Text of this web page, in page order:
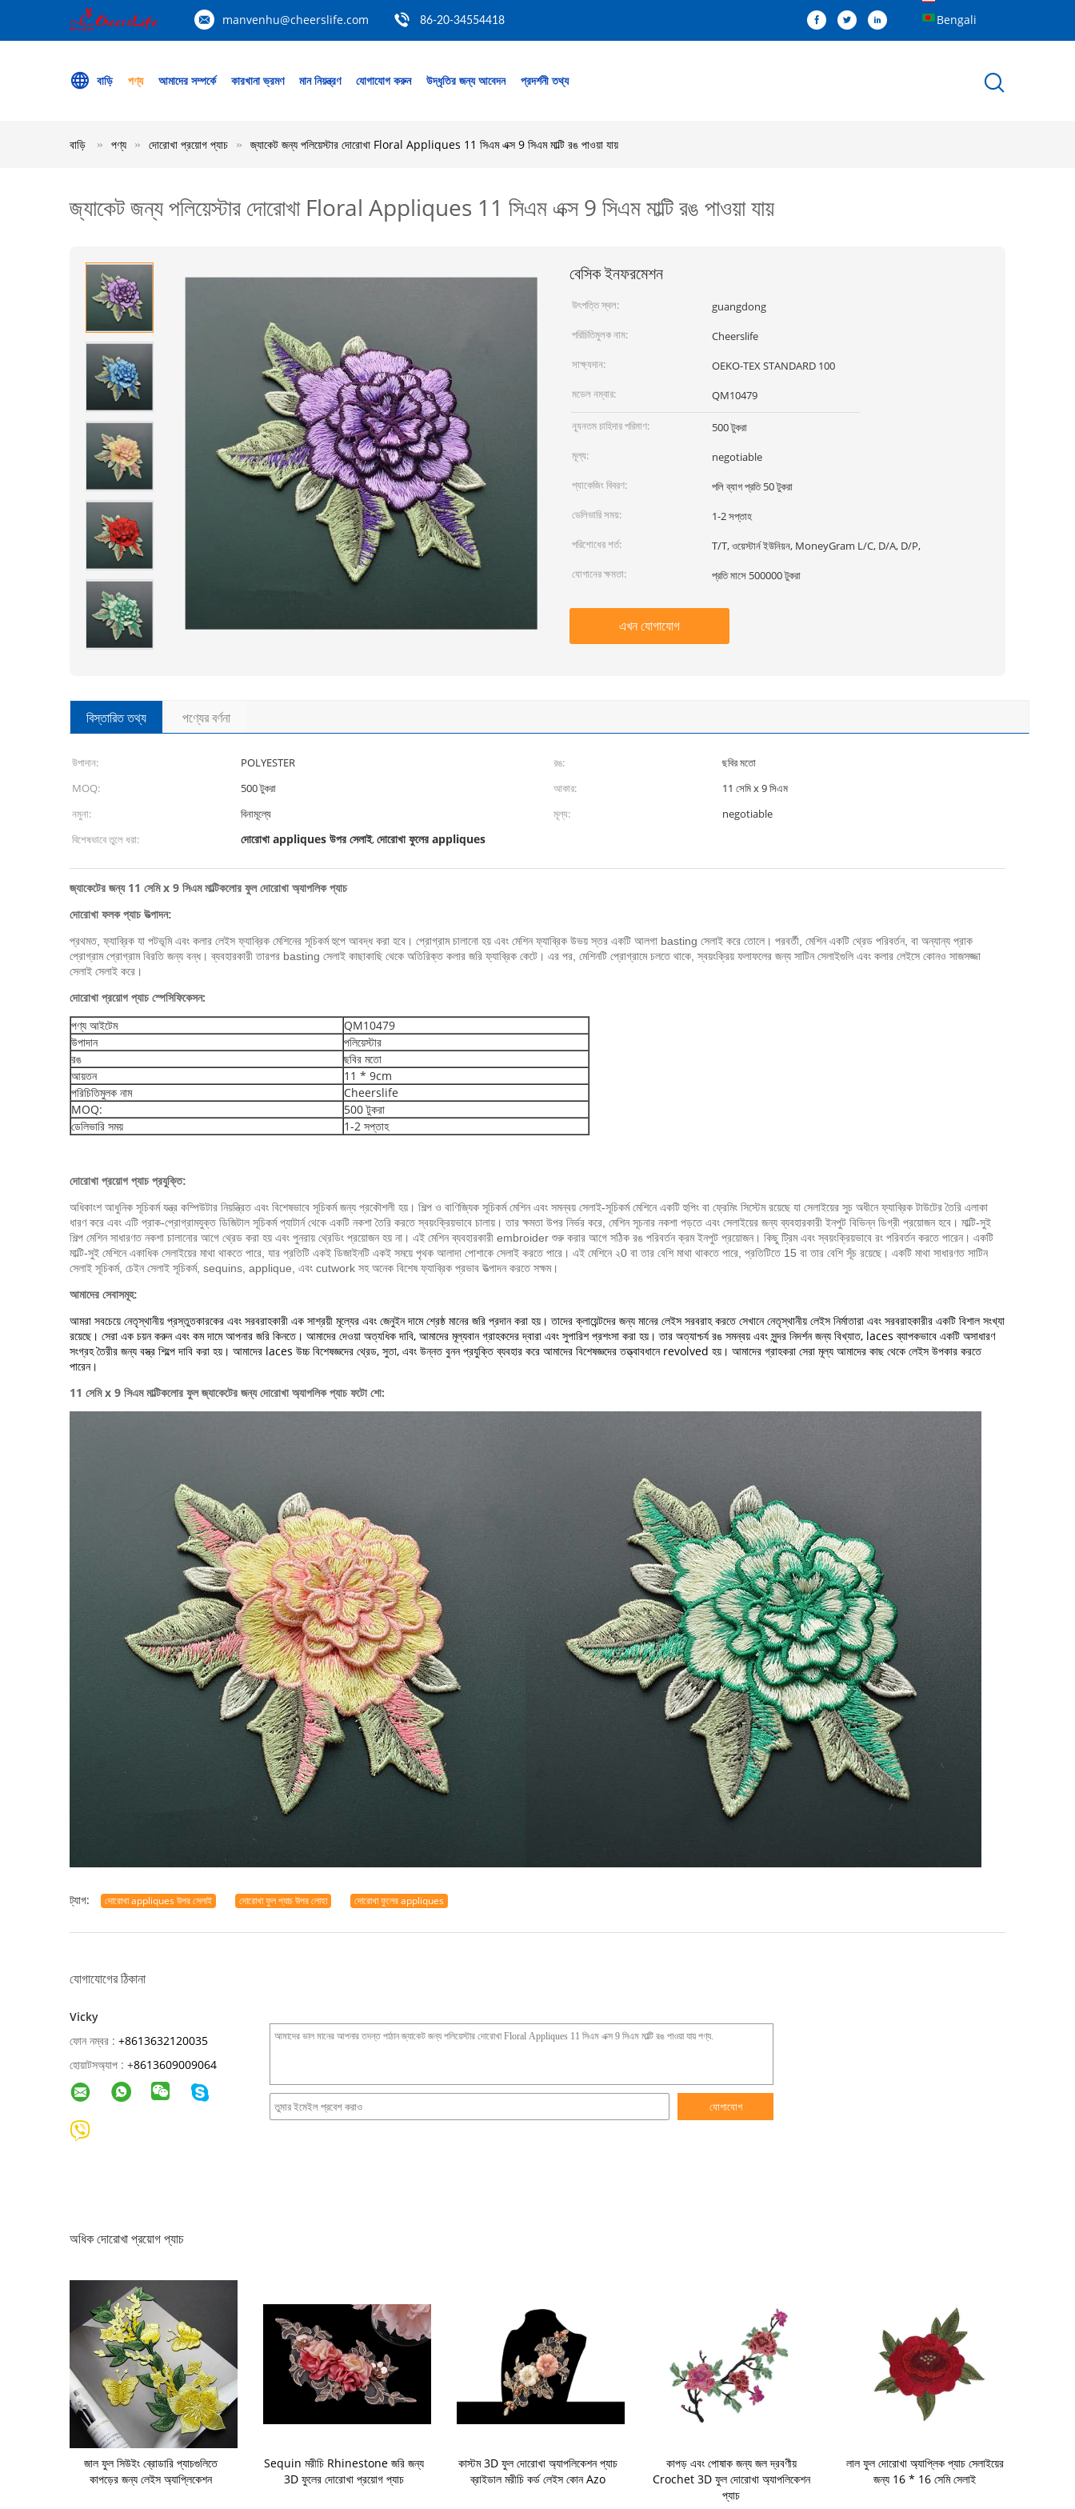
manvenhu@cheerslife.com 86-20-34554418 Bengali
বাড়ি পণ্য আমাদের সম্পর্কে কারখানা ভ্রমণ মান নিয়ন্ত্রণ যোগাযোগ করুন উদ্ধৃতির জন্য আবেদন প্রদর্শনী তথ্য
বাড়ি পণ্য দোরোখা প্রয়োগ প্যাচ জ্যাকেট জন্য পলিয়েস্টার দোরোখা Floral Appliques 11 সিএম এক্স 9 সিএম মাল্টি রঙ পাওয়া যায়
জ্যাকেট জন্য পলিয়েস্টার দোরোখা Floral Appliques 11 সিএম এক্স 9 সিএম মাল্টি রঙ পাওয়া যায়
বেসিক ইনফরমেশন
উৎপত্তি স্থল:
guangdong
পরিচিতিমুলক নাম:
Cheerslife
সাক্ষ্যদান:
OEKO-TEX STANDARD 100
মডেল নম্বার:
QM10479
ন্যূনতম চাহিদার পরিমাণ:
500 টুকরা
মূল্য:
negotiable
প্যাকেজিং বিবরণ:
পলি ব্যাগ প্রতি 50 টুকরা
ডেলিভারি সময়:
1-2 সপ্তাহ
পরিশোধের শর্ত:
T/T, ওয়েস্টার্ন ইউনিয়ন, MoneyGram L/C, D/A, D/P,
যোগানের ক্ষমতা:
প্রতি মাসে 500000 টুকরা
এখন যোগাযোগ
বিস্তারিত তথ্য পণ্যের বর্ণনা
উপাদান: POLYESTER রঙ:
ছবির মতো
MOQ:
500 টুকরা আকার:
11 সেমি x 9 সিএম
নমুনা:
বিনামূল্যে মূল্য:
negotiable
বিশেষভাবে তুলে ধরা:
দোরোখা appliques উপর সেলাই,দোরোখা ফুলের appliques
জ্যাকেটের জন্য 11 সেমি x 9 সিএম মাল্টিকলোর ফুল দোরোখা অ্যাপলিক প্যাচ
দোরোখা ফলক প্যাচ উত্পাদন:
প্রথমত, ফ্যাব্রিক যা পটভূমি এবং কলার লেইস ফ্যাব্রিক মেশিনের সূচিকর্ম হুপে আবদ্ধ করা হবে। প্রোগ্রাম চালানো হয় এবং মেশিন ফ্যাব্রিক উভয় স্তর একটি আলগা basting সেলাই করে তোলে। পরবর্তী, মেশিন একটি থ্রেড পরিবর্তন, বা অন্যান্য প্রাক
প্রোগ্রাম প্রোগ্রাম বিরতি জন্য বন্ধ। ব্যবহারকারী তারপর basting সেলাই কাছাকাছি থেকে অতিরিক্ত কলার জরি ফ্যাব্রিক কেটে। এর পর, মেশিনটি প্রোগ্রামে চলতে থাকে, স্বয়ংক্রিয় ফলাফলের জন্য সাটিন সেলাইগুলি এবং কলার লেইসে কোনও সাজসজ্জা
সেলাই সেলাই করে।
দোরোখা প্রয়োগ প্যাচ স্পেসিফিকেসন:
পণ্য আইটেম
QM10479
উপাদান
পলিয়েস্টার
রঙ
ছবির মতো
আয়তন
11 * 9cm
পরিচিতিমুলক নাম
Cheerslife
MOQ:
500 টুকরা
ডেলিভারি সময়
1-2 সপ্তাহ
দোরোখা প্রয়োগ প্যাচ প্রযুক্তি:
অধিকাংশ আধুনিক সূচিকর্ম যন্ত্র কম্পিউটার নিয়ন্ত্রিত এবং বিশেষভাবে সূচিকর্ম জন্য প্রকৌশলী হয়। শিল্প ও বাণিজ্যিক সূচিকর্ম মেশিন এবং সমন্বয় সেলাই-সূচিকর্ম মেশিনে একটি হুপিং বা ফ্রেমিং সিস্টেম রয়েছে যা সেলাইয়ের সুচ অধীনে ফ্যাব্রিক টাউটের তৈরি এলাকা
ধারণ করে এবং এটি প্রাক-প্রোগ্রামযুক্ত ডিজিটাল সূচিকর্ম প্যাটার্ন থেকে একটি নকশা তৈরি করতে স্বয়ংক্রিয়ভাবে চালায়। তার ক্ষমতা উপর নির্ভর করে, মেশিন সূচনার নকশা পড়তে এবং সেলাইয়ের জন্য ব্যবহারকারী ইনপুট বিভিন্ন ডিগ্রী প্রয়োজন হবে। মাল্টি-সুই
শিল্প মেশিন সাধারণত নকশা চালানোর আগে থ্রেড করা হয় এবং পুনরায় থ্রেডিং প্রয়োজন হয় না। এই মেশিন ব্যবহারকারী embroider শুরু করার আগে সঠিক রঙ পরিবর্তন ক্রম ইনপুট প্রয়োজন। কিছু ট্রিম এবং স্বয়ংক্রিয়ভাবে রং পরিবর্তন করতে পারেন। একটি
মাল্টি-সুই মেশিনে একাধিক সেলাইয়ের মাথা থাকতে পারে, যার প্রতিটি একই ডিজাইনটি একই সময়ে পৃথক আলাদা পোশাকে সেলাই করতে পারে। এই মেশিনে ২0 বা তার বেশি মাথা থাকতে পারে, প্রতিটিতে 15 বা তার বেশি সূঁচ রয়েছে। একটি মাথা সাধারণত সাটিন
সেলাই সূচিকর্ম, চেইন সেলাই সূচিকর্ম, sequins, applique, এবং cutwork সহ অনেক বিশেষ ফ্যাব্রিক প্রভাব উত্পাদন করতে সক্ষম।
আমাদের সেবাসমূহ:
আমরা সবচেয়ে নেতৃস্থানীয় প্রস্তুতকারকের এবং সরবরাহকারী এক সাশ্রয়ী মূল্যের এবং জেনুইন দামে শ্রেষ্ঠ মানের জরি প্রদান করা হয়। তাদের ক্লায়েন্টদের জন্য মানের লেইস সরবরাহ করতে সেখানে নেতৃস্থানীয় লেইস নির্মাতারা এবং সরবরাহকারীর একটি বিশাল সংখ্যা
রয়েছে। সেরা এক চয়ন করুন এবং কম দামে আপনার জরি কিনতে। আমাদের দেওয়া অত্যধিক দাবি, আমাদের মূল্যবান গ্রাহকদের দ্বারা এবং সুপারিশ প্রশংসা করা হয়। তার অত্যাশ্চর্য রঙ সমন্বয় এবং সুন্দর নিদর্শন জন্য বিখ্যাত, laces ব্যাপকভাবে একটি অসাধারণ
সংগ্রহ তৈরীর জন্য বস্ত্র শিল্পে দাবি করা হয়। আমাদের laces উচ্চ বিশেষজ্ঞদের থ্রেড, সুতা, এবং উন্নত বুনন প্রযুক্তি ব্যবহার করে আমাদের বিশেষজ্ঞদের তত্ত্বাবধানে revolved হয়। আমাদের গ্রাহকরা সেরা মূল্য আমাদের কাছ থেকে লেইস উপকার করতে
পারেন।
11 সেমি x 9 সিএম মাল্টিকলোর ফুল জ্যাকেটের জন্য দোরোখা অ্যাপলিক প্যাচ ফটো শো:
ট্যাগ: দোরোখা appliques উপর সেলাই দোরোখা ফুল প্যাচ উপর লোহা দোরোখা ফুলের appliques
যোগাযোগের ঠিকানা
Vicky
ফোন নম্বর : +8613632120035
হোয়াটসঅ্যাপ : +8613609009064
যোগাযোগ
অধিক দোরোখা প্রয়োগ প্যাচ
জাল ফুল সিউইং ব্রোডারি প্যাচগুলিতে
কাপড়ের জন্য লেইস অ্যাপ্লিকেশন
Sequin মরীচি Rhinestone জরি জন্য
3D ফুলের দোরোখা প্রয়োগ প্যাচ
কাস্টম 3D ফুল দোরোখা অ্যাপলিকেশন প্যাচ
ব্রাইডাল মরীচি কর্ড লেইস কোন Azo
কাপড় এবং পোষাক জন্য জল দ্রবণীয়
Crochet 3D ফুল দোরোখা অ্যাপলিকেশন
প্যাচ
লাল ফুল দোরোখা অ্যাপ্লিক প্যাচ সেলাইয়ের
জন্য 16 * 16 সেমি সেলাই